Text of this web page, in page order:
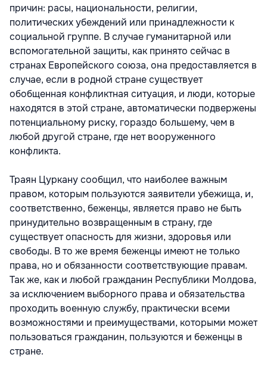
причин: расы, национальности, религии,
политических убеждений или принадлежности к
социальной группе. В случае гуманитарной или
вспомогательной защиты, как принято сейчас в
странах Европейского союза, она предоставляется в
случае, если в родной стране существует
обобщенная конфликтная ситуация, и люди, которые
находятся в этой стране, автоматически подвержены
потенциальному риску, гораздо большему, чем в
любой другой стране, где нет вооруженного
конфликта.
Траян Цуркану сообщил, что наиболее важным
правом, которым пользуются заявители убежища, и,
соответственно, беженцы, является право не быть
принудительно возвращенным в страну, где
существует опасность для жизни, здоровья или
свободы. В то же время беженцы имеют не только
права, но и обязанности соответствующие правам.
Так же, как и любой гражданин Республики Молдова,
за исключением выборного права и обязательства
проходить военную службу, практически всеми
возможностями и преимуществами, которыми может
пользоваться гражданин, пользуются и беженцы в
стране.